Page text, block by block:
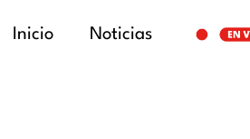
Inicio Noticias